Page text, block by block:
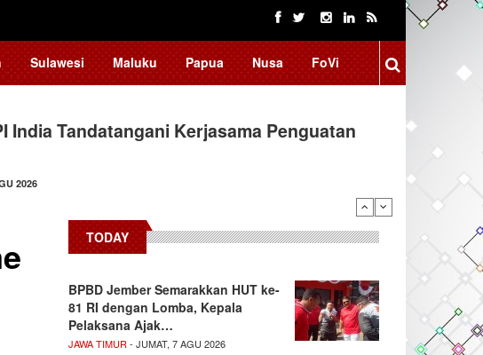
Sulawesi Maluku Papua Nusa FoVi
India Tandatangani Kerjasama Penguatan
2026
TODAY
BPBD Jember Semarakkan HUT ke-
81 RI dengan Lomba, Kepala
Pelaksana Ajak…
JAWA TIMUR - JUMAT, 7 AGU 2026